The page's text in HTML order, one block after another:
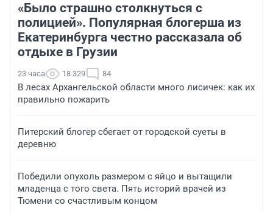
«Было страшно столкнуться с
полицией». Популярная блогерша из
Екатеринбурга честно рассказала об
отдыхе в Грузии
23 часа 18 329 84
В лесах Архангельской области много лисичек: как их
правильно пожарить
Питерский блогер сбегает от городской суеты в
деревню
Победили опухоль размером с яйцо и вытащили
младенца с того света. Пять историй врачей из
Тюмени со счастливым концом